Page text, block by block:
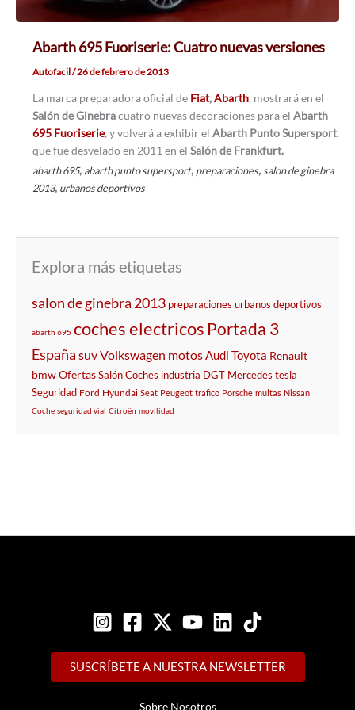
Abarth 695 Fuoriserie: Cuatro nuevas versiones
Autofacil/26 de febrero de 2013
La marca preparadora oficial de Fiat,Abarth, mostrará en el
Salón de Ginebracuatro nuevas decoraciones para el Abarth
695 Fuoriserie, y volverá a exhibir el Abarth Punto Supersport,
que fue desvelado en 2011 en el Salón de Frankfurt.
abarth 695, abarth punto supersport, preparaciones,salon de ginebra
2013, urbanos deportivos
Explora más etiquetas
salon de ginebra 2013 preparaciones urbanos deportivos
abarth 695 coches electricos Portada 3
España suvVolkswagen motosAudi Toyota Renault
bmwOfertasSalónCoches industria DGT Mercedes tesla
Seguridad Ford Hyundai Seat Peugeot trafico Porsche multas Nissan
Coche seguridad vial Citroën movilidad
SUSCRÍBETE A NUESTRA NEWSLETTER
Sobre Nosotros